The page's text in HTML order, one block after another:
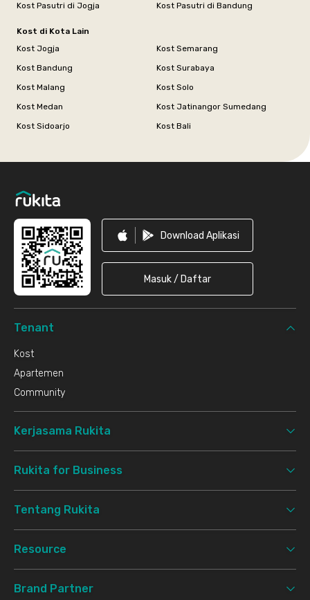
Kost Pasutri di Jogja
Kost Pasutri di Bandung
Kost di Kota Lain
Kost Jogja
Kost Semarang
Kost Bandung
Kost Surabaya
Kost Malang
Kost Solo
Kost Medan
Kost Jatinangor Sumedang
Kost Sidoarjo
Kost Bali
Download Aplikasi
Masuk / Daftar
Tenant
Kost
Apartemen
Community
Kerjasama Rukita
Rukita for Business
Tentang Rukita
Resource
Brand Partner